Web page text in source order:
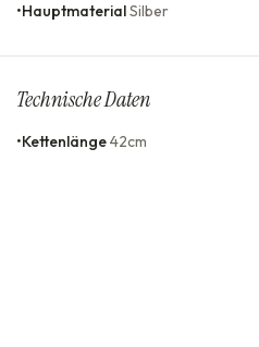
•HauptmaterialSilber
Technische Daten
•Kettenlänge42cm